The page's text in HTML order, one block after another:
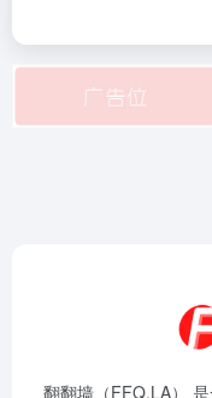
翻翻墙（FFQ.LA）